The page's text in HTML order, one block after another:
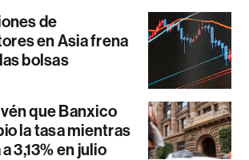
de
en Asia frena
bolsas
que Banxico
la tasa mientras
3,13% en julio